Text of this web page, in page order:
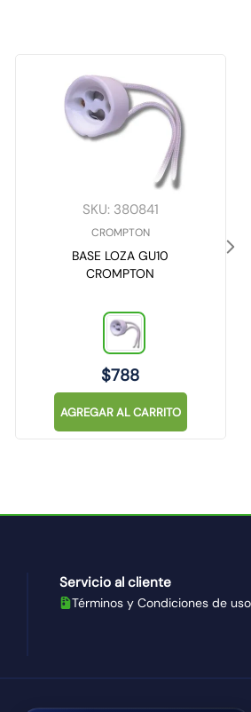
SKU: 380841
CROMPTON
BASE LOZA GU10
CROMPTON
$788
AGREGAR AL CARRITO
Servicio al cliente
Términos y Condiciones de uso